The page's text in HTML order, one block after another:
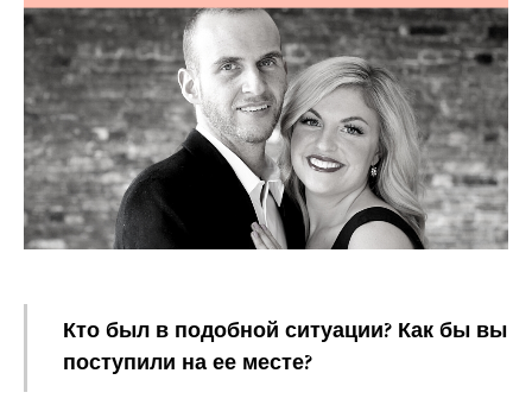
Кто был в подобной ситуации? Как бы вы
поступили на ее месте?